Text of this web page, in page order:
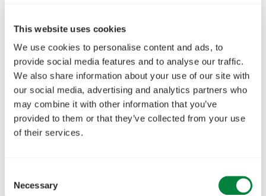
This website uses cookies
We use cookies to personalise content and ads, to
provide social media features and to analyse our traffic.
We also share information about your use of our site with
our social media, advertising and analytics partners who
may combine it with other information that you’ve
provided to them or that they’ve collected from your use
of their services.
Selection
Necessary
kiinteistöjen energiakuluissa.
Lue lisää oppaasta kiinteistösijoittajalle, kuinka
paljon tuottoa voit saada
kiinteistösijoituksestasi vaihtamalla
maalämpöön.